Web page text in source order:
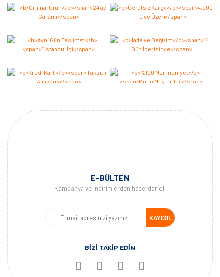
E-BÜLTEN
Kampanya ve indirimlerden haberdar ol!
KAYDOL
BİZİ TAKİP EDİN